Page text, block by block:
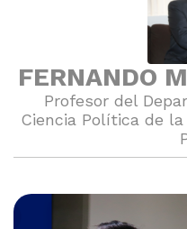
FERNANDO
Profesor del
Ciencia Política de